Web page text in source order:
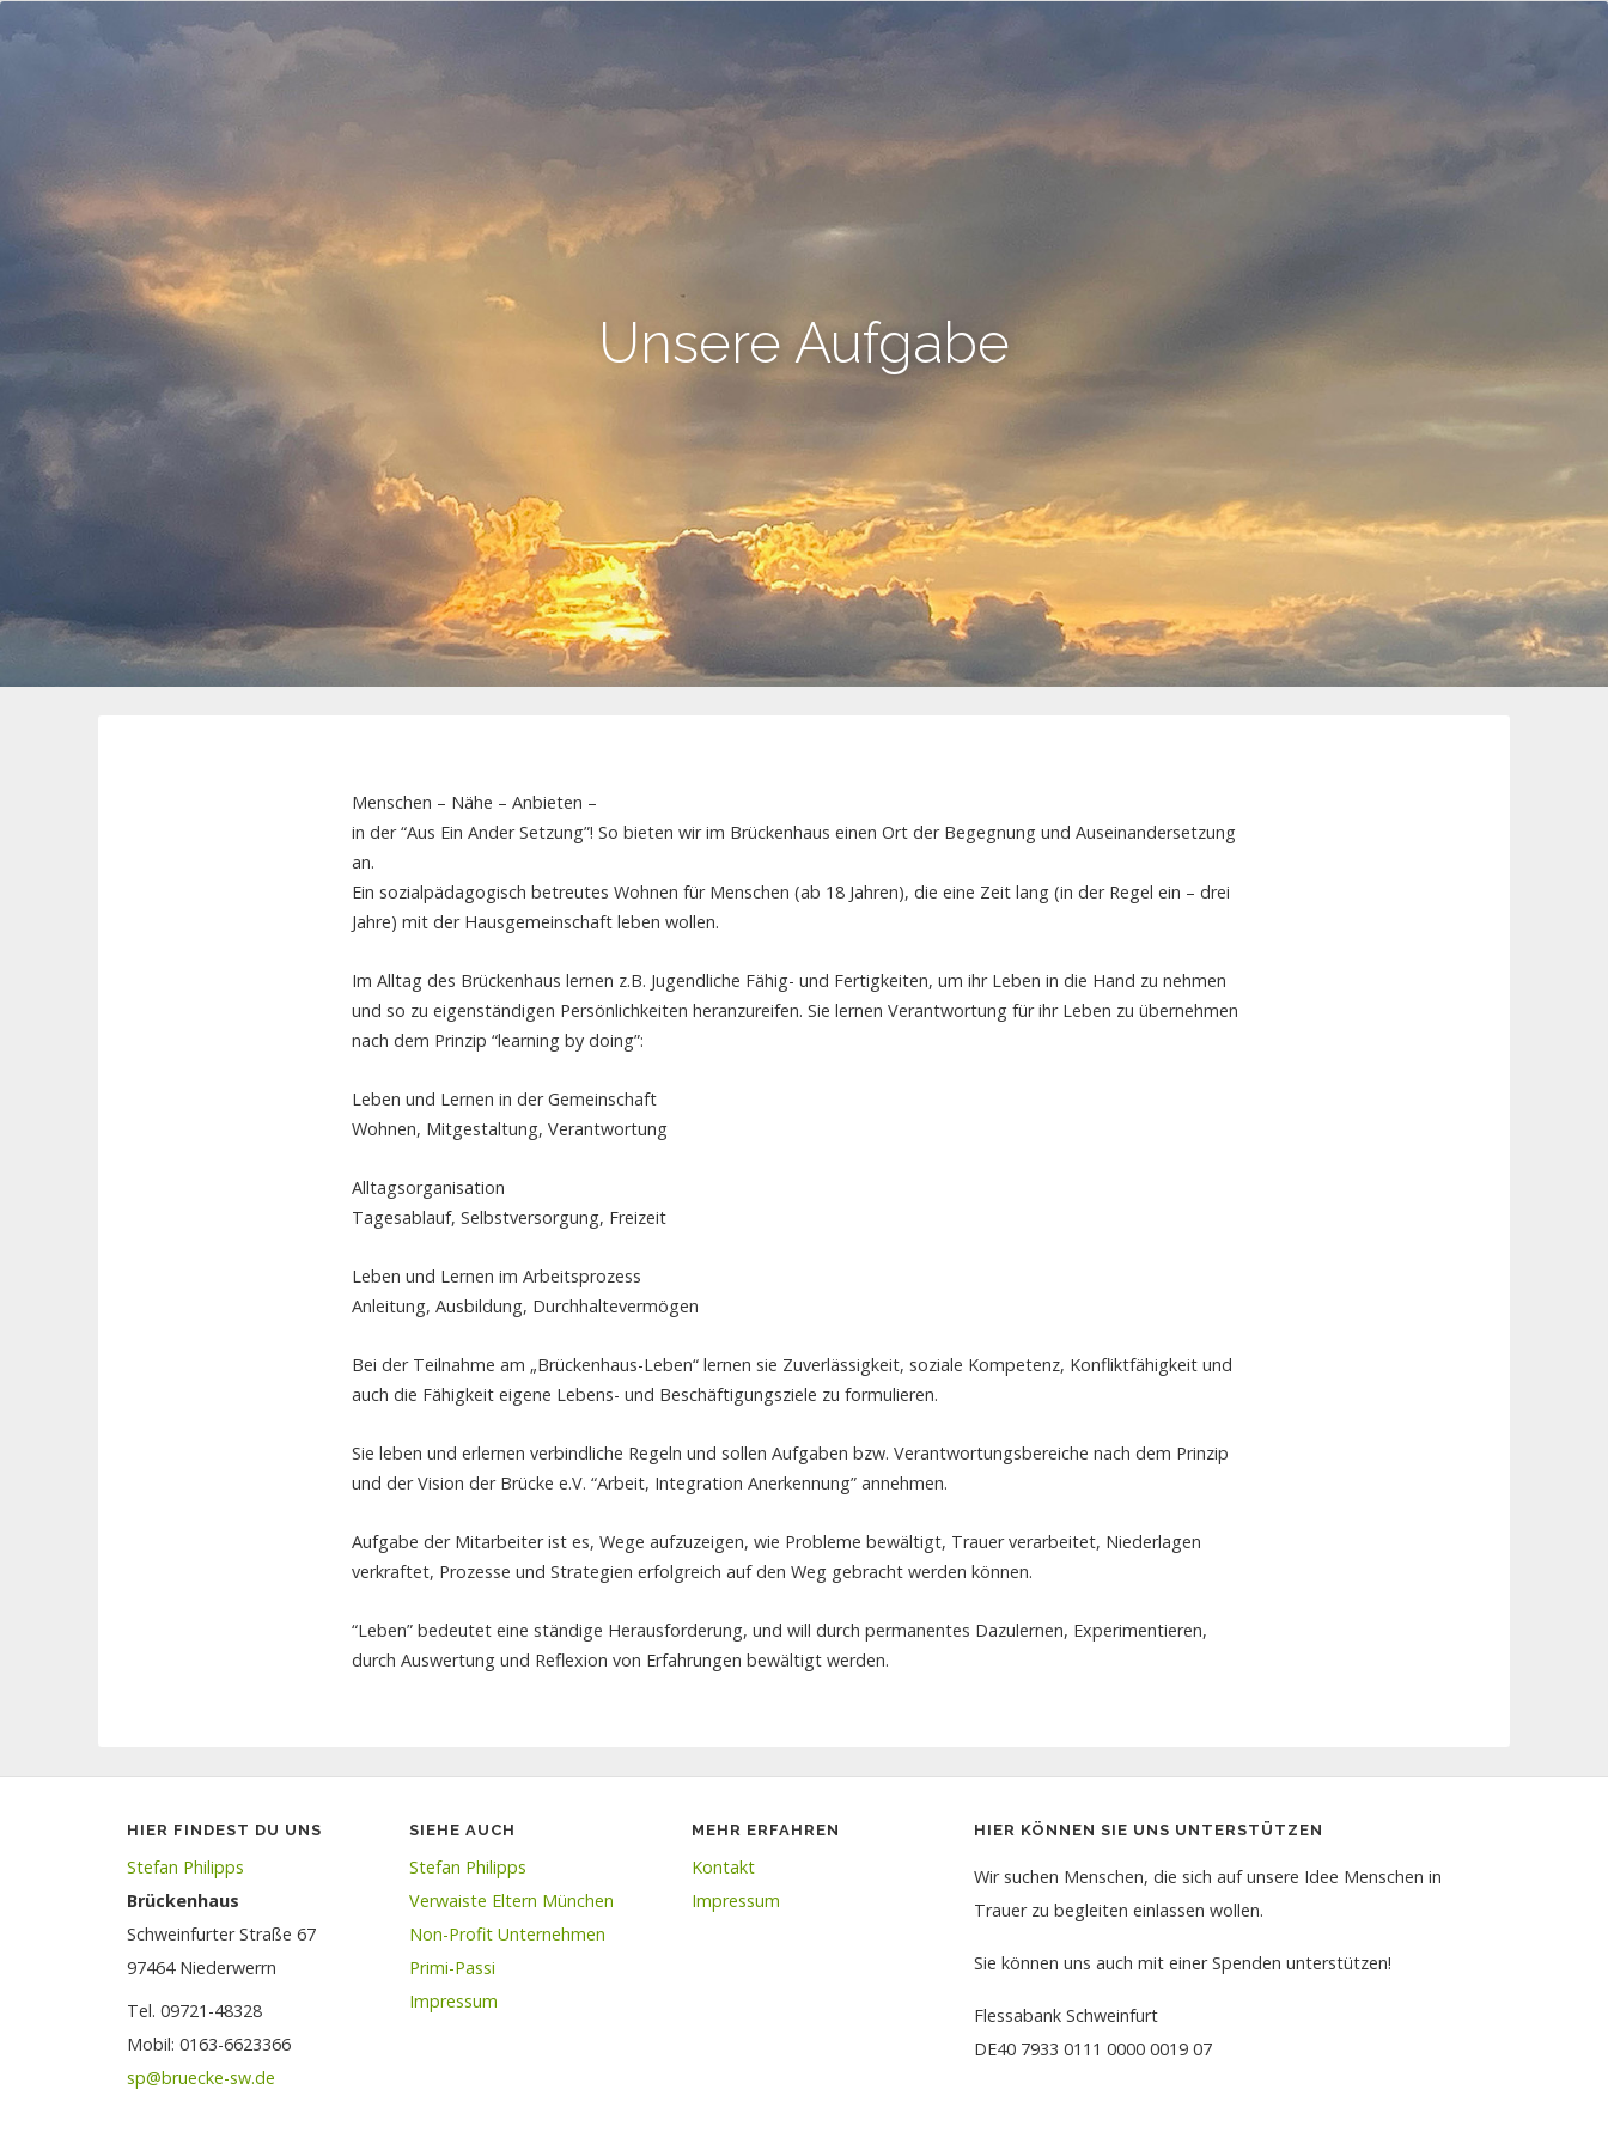
Unsere Aufgabe
Menschen – Nähe – Anbieten –
in der “Aus Ein Ander Setzung”! So bieten wir im Brückenhaus einen Ort der Begegnung und Auseinandersetzung
an.
Ein sozialpädagogisch betreutes Wohnen für Menschen (ab 18 Jahren), die eine Zeit lang (in der Regel ein – drei
Jahre) mit der Hausgemeinschaft leben wollen.
Im Alltag des Brückenhaus lernen z.B. Jugendliche Fähig- und Fertigkeiten, um ihr Leben in die Hand zu nehmen
und so zu eigenständigen Persönlichkeiten heranzureifen. Sie lernen Verantwortung für ihr Leben zu übernehmen
nach dem Prinzip “learning by doing”:
Leben und Lernen in der Gemeinschaft
Wohnen, Mitgestaltung, Verantwortung
Alltagsorganisation
Tagesablauf, Selbstversorgung, Freizeit
Leben und Lernen im Arbeitsprozess
Anleitung, Ausbildung, Durchhaltevermögen
Bei der Teilnahme am „Brückenhaus-Leben“ lernen sie Zuverlässigkeit, soziale Kompetenz, Konfliktfähigkeit und
auch die Fähigkeit eigene Lebens- und Beschäftigungsziele zu formulieren.
Sie leben und erlernen verbindliche Regeln und sollen Aufgaben bzw. Verantwortungsbereiche nach dem Prinzip
und der Vision der Brücke e.V. “Arbeit, Integration Anerkennung” annehmen.
Aufgabe der Mitarbeiter ist es, Wege aufzuzeigen, wie Probleme bewältigt, Trauer verarbeitet, Niederlagen
verkraftet, Prozesse und Strategien erfolgreich auf den Weg gebracht werden können.
“Leben” bedeutet eine ständige Herausforderung, und will durch permanentes Dazulernen, Experimentieren,
durch Auswertung und Reflexion von Erfahrungen bewältigt werden.
HIER FINDEST DU UNS
Stefan Philipps
Brückenhaus
Schweinfurter Straße 67
97464 Niederwerrn
Tel. 09721-48328
Mobil: 0163-6623366
sp@bruecke-sw.de
SIEHE AUCH
Stefan Philipps
Verwaiste Eltern München
Non-Profit Unternehmen
Primi-Passi
Impressum
MEHR ERFAHREN
Kontakt
Impressum
HIER KÖNNEN SIE UNS UNTERSTÜTZEN
Wir suchen Menschen, die sich auf unsere Idee Menschen in
Trauer zu begleiten einlassen wollen.
Sie können uns auch mit einer Spenden unterstützen!
Flessabank Schweinfurt
DE40 7933 0111 0000 0019 07